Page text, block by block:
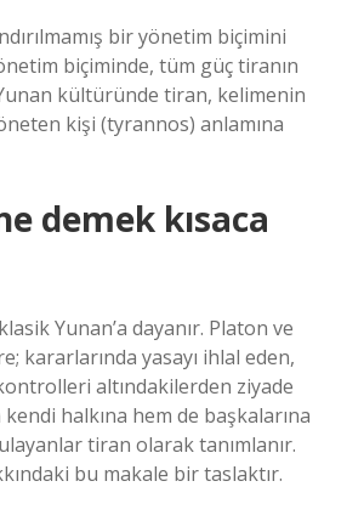
bir yönetim biçimini
biçiminde, tüm güç tiranın
kültüründe tiran, kelimenin
kişi (tyrannos) anlamına
demek kısaca
Yunan’a dayanır. Platon ve
kararlarında yasayı ihlal eden,
altındakilerden ziyade
halkına hem de başkalarına
tiran olarak tanımlanır.
bu makale bir taslaktır.